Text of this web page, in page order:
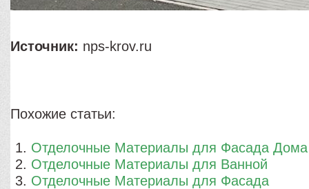
Источник: nps-krov.ru
Похожие статьи:
Отделочные Материалы для Фасада Дома
Отделочные Материалы для Ванной
Отделочные Материалы для Фасада